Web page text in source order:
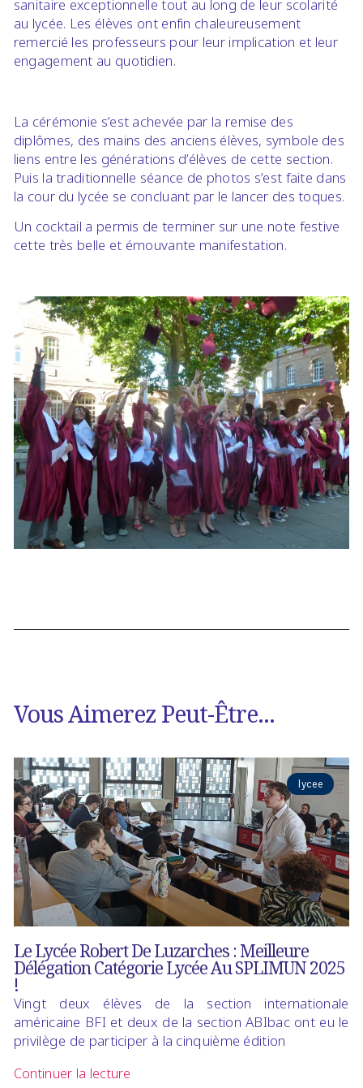
sanitaire exceptionnelle tout au long de leur scolarité
au lycée. Les élèves ont enfin chaleureusement
remercié les professeurs pour leur implication et leur
engagement au quotidien.
La cérémonie s’est achevée par la remise des
diplômes, des mains des anciens élèves, symbole des
liens entre les générations d’élèves de cette section.
Puis la traditionnelle séance de photos s’est faite dans
la cour du lycée se concluant par le lancer des toques.
Un cocktail a permis de terminer sur une note festive
cette très belle et émouvante manifestation.
Vous Aimerez Peut-Être...
lycee
Le Lycée Robert De Luzarches : Meilleure
Délégation Catégorie Lycée Au SPLIMUN 2025
!
Vingt deux élèves de la section internationale
américaine BFI et deux de la section ABIbac ont eu le
privilège de participer à la cinquième édition
Continuer la lecture